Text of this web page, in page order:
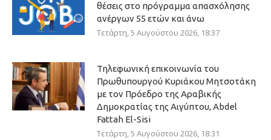
θέσεις στο πρόγραμμα απασχόλησης
ανέργων 55 ετών και άνω
Τετάρτη, 5 Αυγούστου 2026, 18:37
Τηλεφωνική επικοινωνία του
Πρωθυπουργού Κυριάκου Μητσοτάκη
με τον Πρόεδρο της Αραβικής
Δημοκρατίας της Αιγύπτου, Abdel
Fattah El-Sisi
Τετάρτη, 5 Αυγούστου 2026, 18:31